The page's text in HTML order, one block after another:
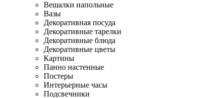
Вешалки напольные
Вазы
Декоративная посуда
Декоративные тарелки
Декоративные блюда
Декоративные цветы
Картины
Панно настенные
Постеры
Интерьерные часы
Подсвечники